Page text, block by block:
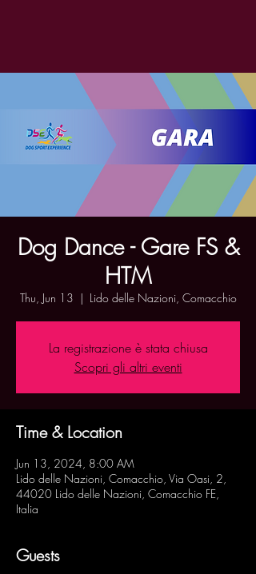
Dog Dance - Gare FS &
HTM
Thu, Jun 13
  |
Lido delle Nazioni, Comacchio
La registrazione è stata chiusa
Scopri gli altri eventi
Time & Location
Jun 13, 2024, 8:00 AM
Lido delle Nazioni, Comacchio, Via Oasi, 2,
44020 Lido delle Nazioni, Comacchio FE,
Italia
Guests